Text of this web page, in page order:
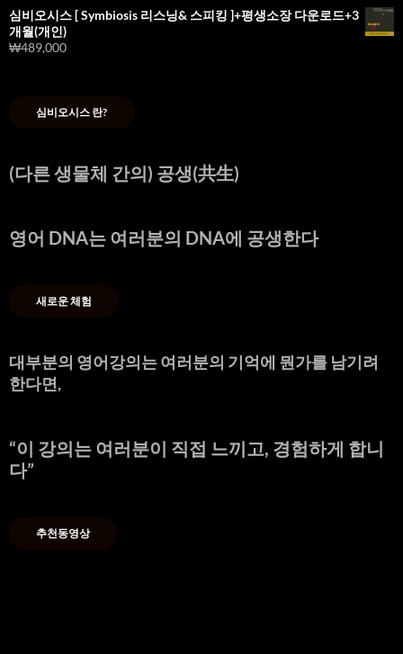
심비오시스 [ Symbiosis 리스닝& 스피킹 ]+평생소장 다운로드+3
개월(개인)
₩489,000
심비오시스 란?
(다른 생물체 간의) 공생(共生)
영어 DNA는 여러분의 DNA에 공생한다
새로운 체험
대부분의 영어강의는 여러분의 기억에 뭔가를 남기려
한다면,
“이 강의는 여러분이 직접 느끼고, 경험하게 합니
다”
추천동영상